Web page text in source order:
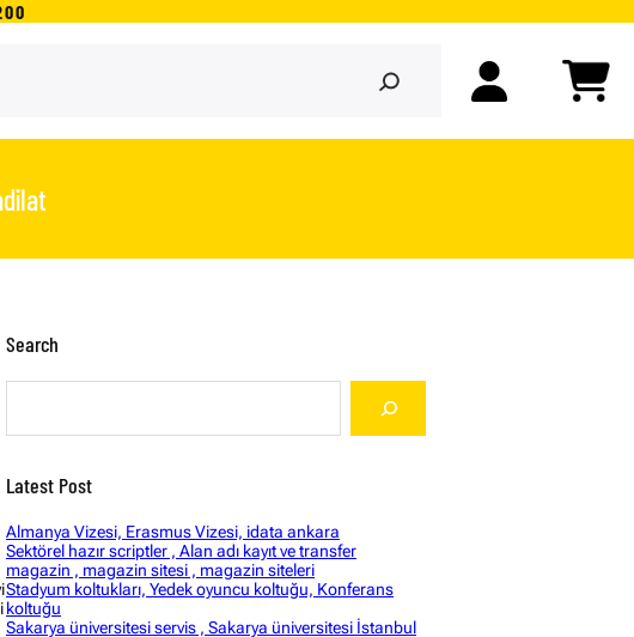
Search
hLatest Post
Almanya Vizesi, Erasmus Vizesi, idata ankara
Sektörel hazır scriptler , Alan adı kayıt ve transfer
magazin , magazin sitesi , magazin siteleri
Stadyum koltukları, Yedek oyuncu koltuğu, Konferans
koltuğu
Sakarya üniversitesi servis , Sakarya üniversitesi İstanbul